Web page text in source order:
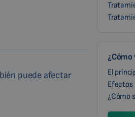
¿Cómo
El
Efectos
¿Cómo
puede afectar